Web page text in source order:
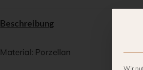
Beschreibung
Material: Porzellan
Wir